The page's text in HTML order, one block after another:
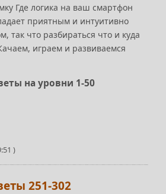
Где логика на ваш смартфон
приятным и интуитивно
так что разбираться что и куда
играем и развиваемся
на уровни 1-50
)
251-302